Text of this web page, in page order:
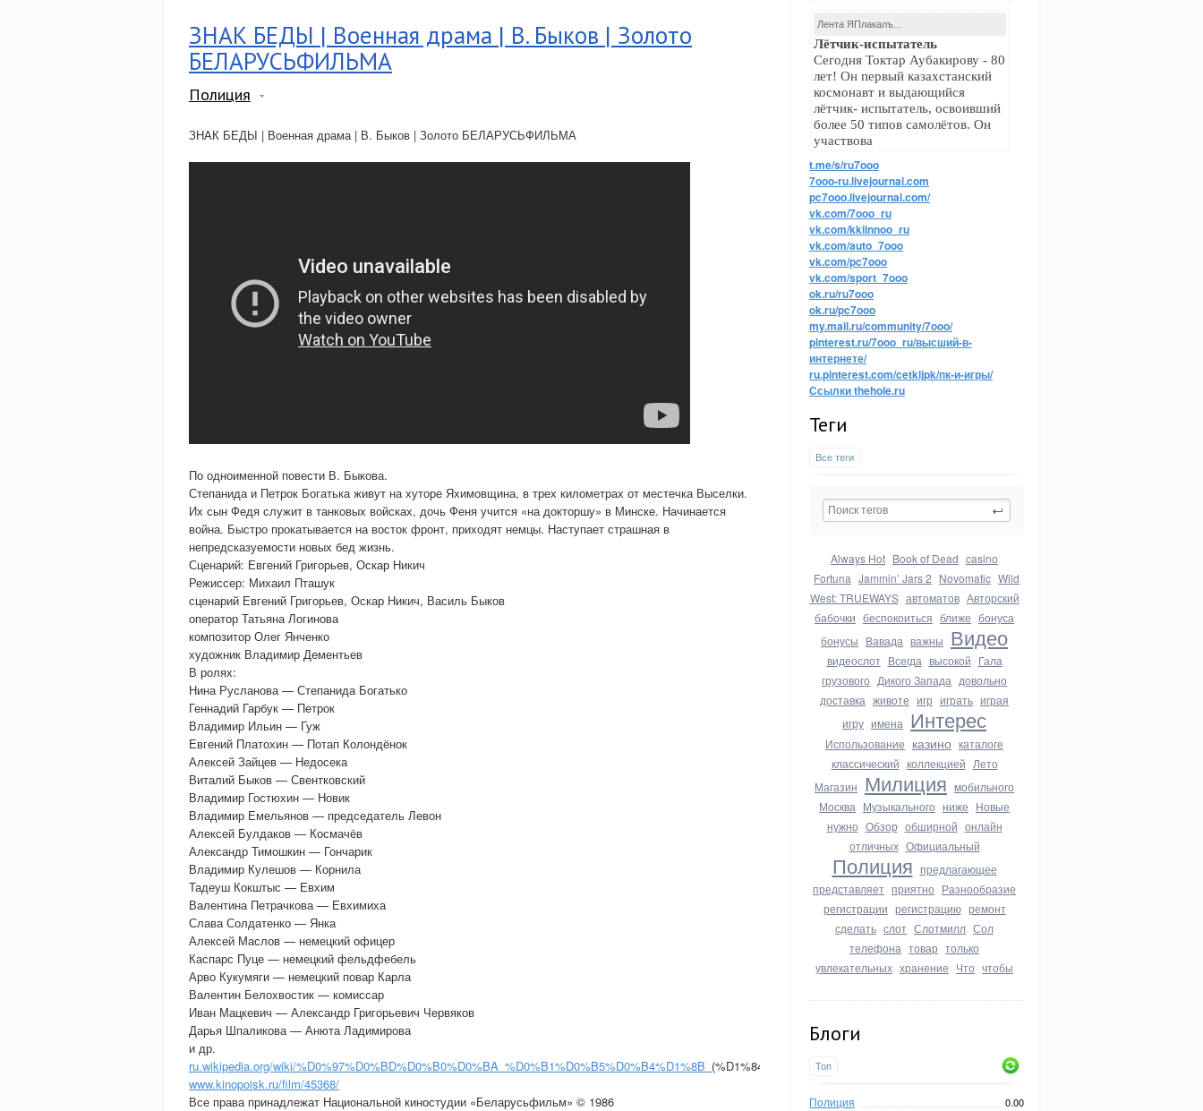
Лента ЯПлакалъ...
Лётчик-испытатель
Сегодня Токтар Аубакирову - 80
лет! Он первый казахстанский
космонавт и выдающийся
лётчик- испытатель, освоивший
более 50 типов самолётов. Он
участвова
t.me/s/ru7ooo
7ooo-ru.livejournal.com
pc7ooo.livejournal.com/
vk.com/7ooo_ru
vk.com/kkiinnoo_ru
vk.com/auto_7ooo
vk.com/pc7ooo
vk.com/sport_7ooo
ok.ru/ru7ooo
ok.ru/pc7ooo
my.mail.ru/community/7ooo/
pinterest.ru/7ooo_ru/высший-в-
интернете/
ru.pinterest.com/cetkijpk/пк-и-игры/
Ссылки thehole.ru
Теги
Все теги
Always Hot Book of Dead casino
Fortuna Jammin’ Jars 2 Novomatic Wild
West: TRUEWAYS автоматов Авторский
бабочки беспокоиться ближе бонуса
бонусы Вавада важны Видео
видеослот Всегда высокой Гала
грузового Дикого Запада довольно
доставка животе игр играть играя
игру имена Интерес
Использование казино каталоге
классический коллекцией Лето
Магазин Милиция мобильного
Москва Музыкального ниже Новые
нужно Обзор обширной онлайн
отличных Официальный
Полиция предлагающее
представляет приятно Разнообразие
регистрации регистрацию ремонт
сделать слот Слотмилл Сол
телефона товар только
увлекательных хранение Что чтобы
Блоги
Топ
Полиция 0.00
ЗНАК БЕДЫ | Военная драма | В. Быков | Золото
БЕЛАРУСЬФИЛЬМА
Полиция
ЗНАК БЕДЫ | Военная драма | В. Быков | Золото БЕЛАРУСЬФИЛЬМА
По одноименной повести В. Быкова.
Степанида и Петрок Богатька живут на хуторе Яхимовщина, в трех километрах от местечка Выселки.
Их сын Федя служит в танковых войсках, дочь Феня учится «на докторшу» в Минске. Начинается
война. Быстро прокатывается на восток фронт, приходят немцы. Наступает страшная в
непредсказуемости новых бед жизнь.
Сценарий: Евгений Григорьев, Оскар Никич
Режиссер: Михаил Пташук
сценарий Евгений Григорьев, Оскар Никич, Василь Быков
оператор Татьяна Логинова
композитор Олег Янченко
художник Владимир Дементьев
В ролях:
Нина Русланова — Степанида Богатько
Геннадий Гарбук — Петрок
Владимир Ильин — Гуж
Евгений Платохин — Потап Колондёнок
Алексей Зайцев — Недосека
Виталий Быков — Свентковский
Владимир Гостюхин — Новик
Владимир Емельянов — председатель Левон
Алексей Булдаков — Космачёв
Александр Тимошкин — Гончарик
Владимир Кулешов — Корнила
Тадеуш Кокштыс — Евхим
Валентина Петрачкова — Евхимиха
Слава Солдатенко — Янка
Алексей Маслов — немецкий офицер
Каспарс Пуце — немецкий фельдфебель
Арво Кукумяги — немецкий повар Карла
Валентин Белохвостик — комиссар
Иван Мацкевич — Александр Григорьевич Червяков
Дарья Шпаликова — Анюта Ладимирова
и др.
ru.wikipedia.org/wiki/%D0%97%D0%BD%D0%B0%D0%BA_%D0%B1%D0%B5%D0%B4%D1%8B_ (%D1%84%D0%B8%D0%BB%D1%8C%D0%BC)
www.kinopoisk.ru/film/45368/
Все права принадлежат Национальной киностудии «Беларусьфильм» © 1986